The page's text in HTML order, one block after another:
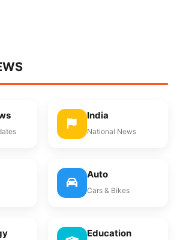
India
National News
Auto
Cars & Bikes
Education